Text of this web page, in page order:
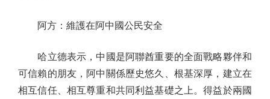
阿方：維護在阿中國公民安全
哈立德表示，中國是阿聯酋重要的全面戰略夥伴和
可信賴的朋友，阿中關係歷史悠久、根基深厚，建立在
相互信任、相互尊重和共同利益基礎之上。得益於兩國